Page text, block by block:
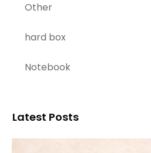
Other
hard box
Notebook
Latest Posts